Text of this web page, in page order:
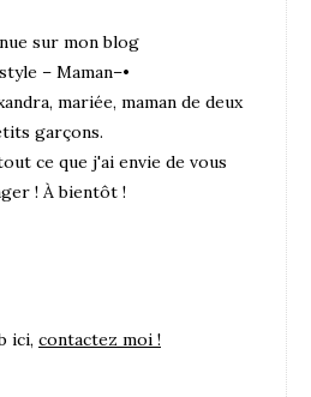
sur mon blog
– Maman–•
mariée, maman de deux
garçons.
ce que j'ai envie de vous
! À bientôt !
ici, contactez moi !